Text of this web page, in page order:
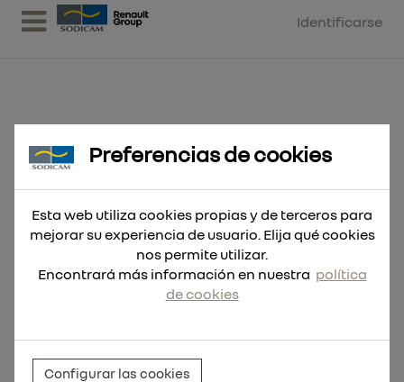
Identificarse
Hoja Sable THE TORCH™ NITRUS
Carbide 300mm 10Tpi -
Preferencias de cookies
Esta web utiliza cookies propias y de terceros para
mejorar su experiencia de usuario. Elija qué cookies
nos permite utilizar.
Encontrará más información en nuestra política
de cookies
Configurar las cookies